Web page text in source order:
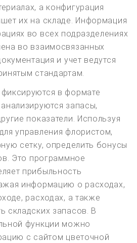
а конфигурация
их на складе. Информация
во всех подразделениях
во взаимосвязанных
и учет ведутся
стандартам.
в формате
запасы,
показатели. Используя
управления флористом,
сетку, определить бонусы
Это программное
прибыльность
информацию о расходах,
расходах, а также
складских запасов. В
функции можно
с сайтом цветочной